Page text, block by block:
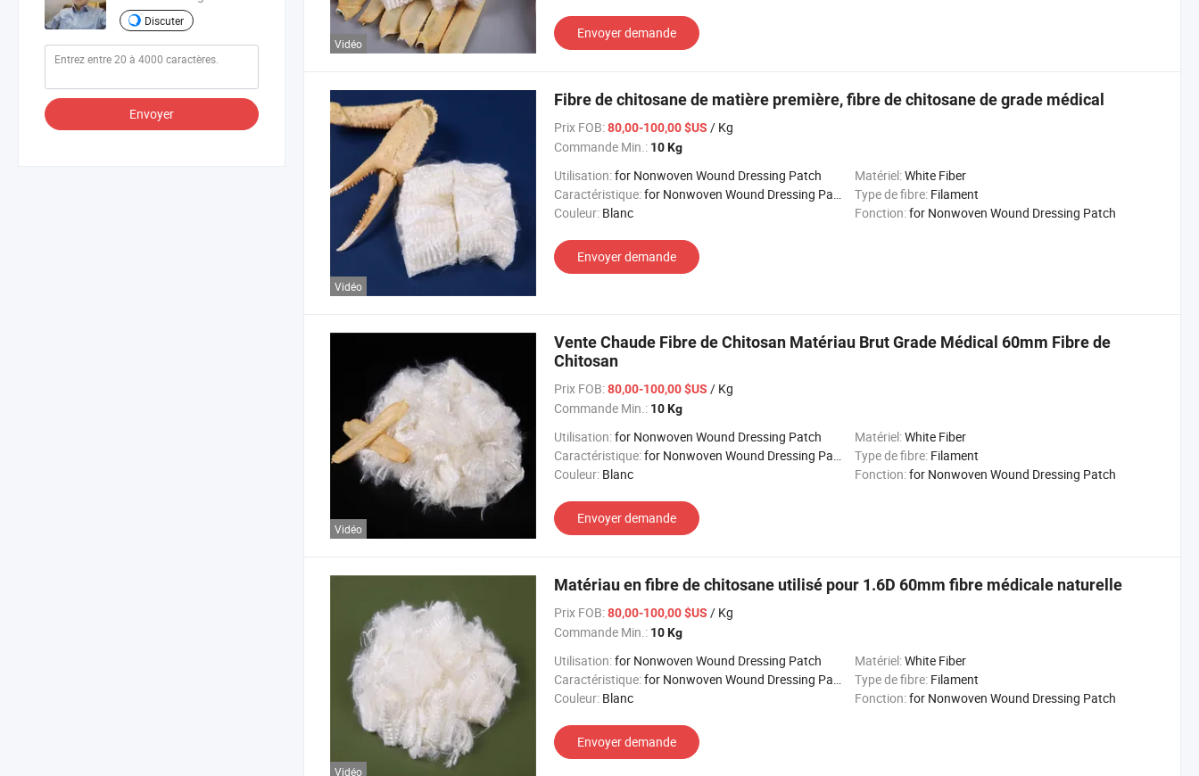
Discuter
Envoyer
Vidéo
Envoyer demande
Vidéo
Fibre de chitosane de matière première, fibre de chitosane de grade médical
Prix FOB:80,00-100,00 $US / Kg
Commande Min.: 10 Kg
Utilisation:for Nonwoven Wound Dressing Patch Matériel:White Fiber
Caractéristique:for Nonwoven Wound Dressing Patch Type de fibre: Filament
Couleur: Blanc Fonction:for Nonwoven Wound Dressing Patch
Envoyer demande
Vidéo
Vente Chaude Fibre de Chitosan Matériau Brut Grade Médical 60mm Fibre de
Chitosan
Prix FOB:80,00-100,00 $US / Kg
Commande Min.: 10 Kg
Utilisation:for Nonwoven Wound Dressing Patch Matériel:White Fiber
Caractéristique:for Nonwoven Wound Dressing Patch Type de fibre: Filament
Couleur: Blanc Fonction:for Nonwoven Wound Dressing Patch
Envoyer demande
Vidéo
Matériau en fibre de chitosane utilisé pour 1.6D 60mm fibre médicale naturelle
Prix FOB:80,00-100,00 $US / Kg
Commande Min.: 10 Kg
Utilisation:for Nonwoven Wound Dressing Patch Matériel:White Fiber
Caractéristique:for Nonwoven Wound Dressing Patch Type de fibre: Filament
Couleur: Blanc Fonction:for Nonwoven Wound Dressing Patch
Envoyer demande